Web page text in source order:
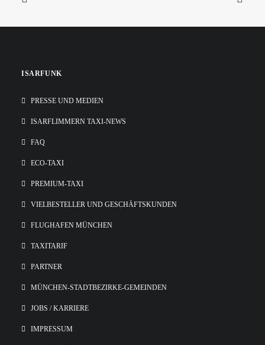
ISARFUNK
PRESSE UND MEDIEN
ISARFLIMMERN TAXI-NEWS
FAQ
ECO-TAXI
PREMIUM-TAXI
VIELBESTELLER UND GESCHÄFTSKUNDEN
FLUGHAFEN MÜNCHEN
TAXITARIF
PARTNER
MÜNCHEN-STADTBEZIRKE-GEMEINDEN
JOBS / KARRIERE
IMPRESSUM